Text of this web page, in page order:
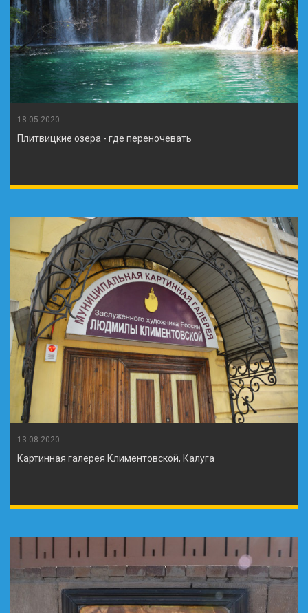
18-05-2020
Плитвицкие озера - где переночевать
13-08-2020
Картинная галерея Климентовской, Калуга